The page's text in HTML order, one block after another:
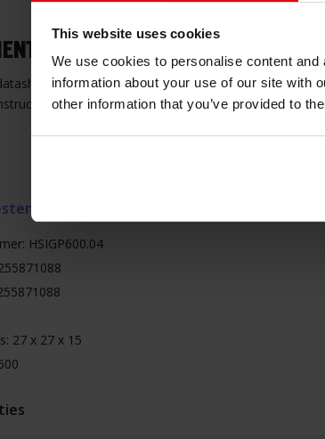
This website uses cookies
We use cookies to personalise content
information about your use of our site with
other information that you’ve provided to
& DOWNLOADS
Datasheet document
Montage instructies document
afdichting
HSIGP600.04
27 x 27 x 15